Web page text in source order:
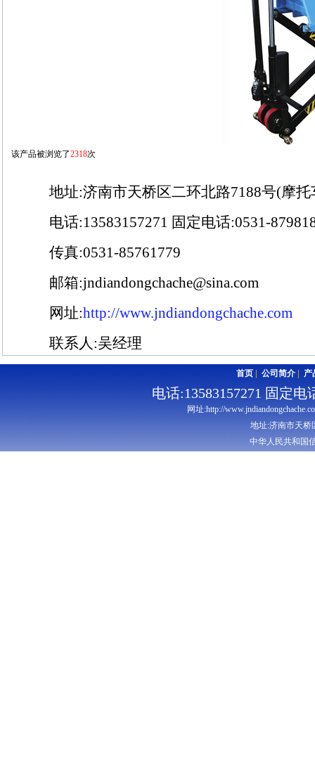
该产品被浏览了2318次
地址:济南市天桥区二环北路7188号(摩托
电话:13583157271 固定电话:0531-
传真:0531-85761779
邮箱:jndiandongchache@sina.com
网址:http://www.jndiandongchache.com
联系人:吴经理
首页 |公司简介 产
电话:13583157271 固定
网址:http://
地址:济南市天桥
中华人民共和国